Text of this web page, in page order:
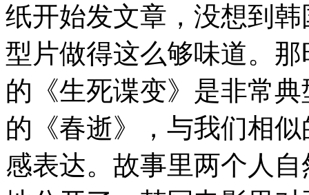
纸开始发文章，没想到
型片做得这么够味道。
的《生死谍变》是非常
的《春逝》，与我们相
感表达。故事里两个人